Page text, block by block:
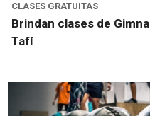
CLASES GRATUITAS
Brindan clases de
Tafí